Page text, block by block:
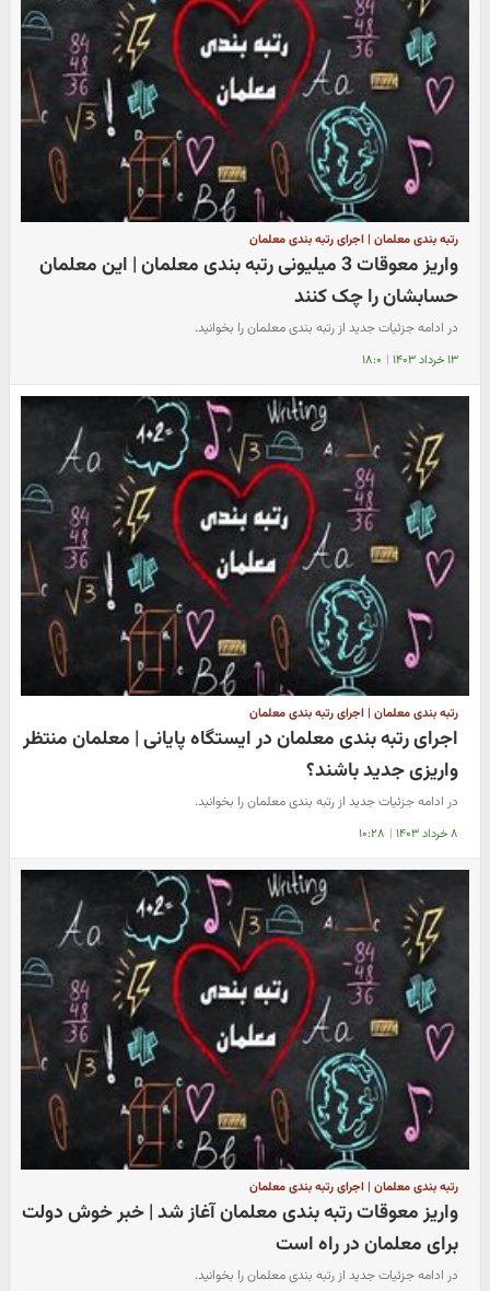
رتبه بندی معلمان | اجرای رتبه بندی معلمان
واریز معوقات 3 میلیونی رتبه بندی معلمان | این معلمان
حسابشان را چک کنند
در ادامه جزئیات جدید از رتبه بندی معلمان را بخوانید.
۱۳ خرداد ۱۴۰۳ | ۱۸:۰
رتبه بندی معلمان | اجرای رتبه بندی معلمان
اجرای رتبه بندی معلمان در ایستگاه پایانی | معلمان منتظر
واریزی جدید باشند؟
در ادامه جزئیات جدید از رتبه بندی معلمان را بخوانید.
۸ خرداد ۱۴۰۳ | ۱۰:۲۸
رتبه بندی معلمان | اجرای رتبه بندی معلمان
واریز معوقات رتبه بندی معلمان آغاز شد | خبر خوش دولت
برای معلمان در راه است
در ادامه جزئیات جدید از رتبه بندی معلمان را بخوانید.